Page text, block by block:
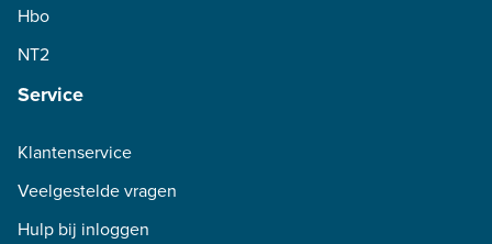
Hbo
NT2
Service
Klantenservice
Veelgestelde vragen
Hulp bij inloggen